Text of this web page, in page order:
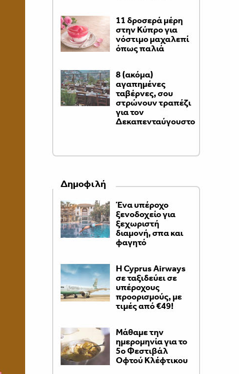
11 δροσερά μέρη
στην Κύπρο για
νόστιμο μαχαλεπί
όπως παλιά
8 (ακόμα)
αγαπημένες
ταβέρνες, σου
στρώνουν τραπέζι
για τον
Δεκαπενταύγουστο
Δημοφιλή
Ένα υπέροχο
ξενοδοχείο για
ξεχωριστή
διαμονή, σπα και
φαγητό
H Cyprus Airways
σε ταξιδεύει σε
υπέροχους
προορισμούς, με
τιμές από €49!
Μάθαμε την
ημερομηνία για το
5ο Φεστιβάλ
Οφτού Κλέφτικου